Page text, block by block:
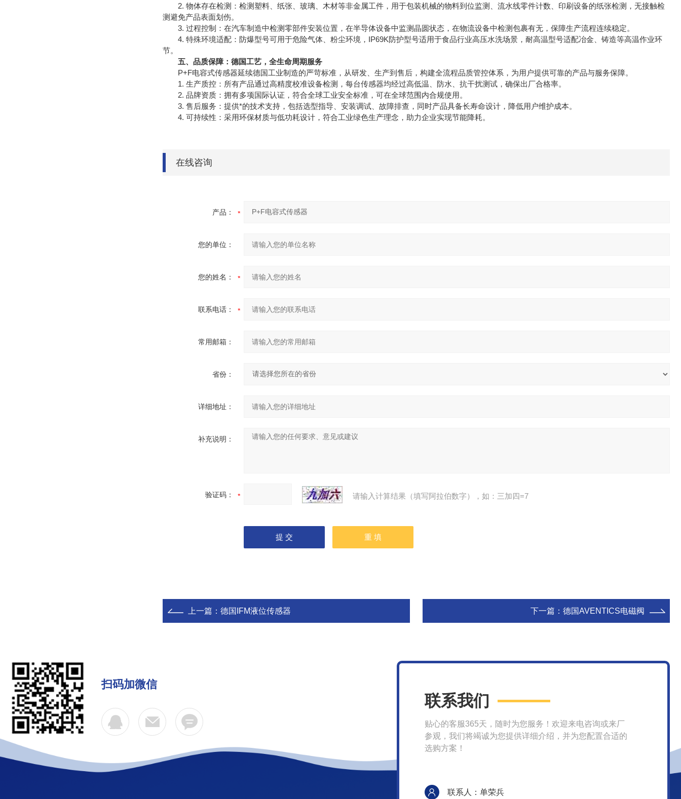
2. 物体存在检测：检测塑料、纸张、玻璃、木材等非金属工件，用于包装机械的物料到位监测、流水线零件计数、印刷设备的纸张检测，无接触检
测避免产品表面划伤。
3. 过程控制：在汽车制造中检测零部件安装位置，在半导体设备中监测晶圆状态，在物流设备中检测包裹有无，保障生产流程连续稳定。
4. 特殊环境适配：防爆型号可用于危险气体、粉尘环境，IP69K防护型号适用于食品行业高压水洗场景，耐高温型号适配冶金、铸造等高温作业环
节。
五、品质保障：德国工艺，全生命周期服务
P+F电容式传感器延续德国工业制造的严苛标准，从研发、生产到售后，构建全流程品质管控体系，为用户提供可靠的产品与服务保障。
1. 生产质控：所有产品通过高精度校准设备检测，每台传感器均经过高低温、防水、抗干扰测试，确保出厂合格率。
2. 品牌资质：拥有多项国际认证，符合全球工业安全标准，可在全球范围内合规使用。
3. 售后服务：提供*的技术支持，包括选型指导、安装调试、故障排查，同时产品具备长寿命设计，降低用户维护成本。
4. 可持续性：采用环保材质与低功耗设计，符合工业绿色生产理念，助力企业实现节能降耗。
在线咨询
产品：
您的单位：
您的姓名：
联系电话：
常用邮箱：
省份：
详细地址：
补充说明：
验证码： 请输入计算结果（填写阿拉伯数字），如：三加四=7
上一篇： 德国IFM液位传感器 下一篇： 德国AVENTICS电磁阀
扫码加微信
联系我们
贴心的客服365天，随时为您服务！欢迎来电咨询或来厂
参观，我们将竭诚为您提供详细介绍，并为您配置合适的
选购方案！
联系人：单荣兵